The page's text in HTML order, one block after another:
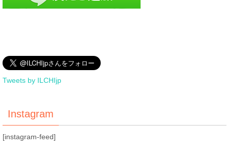
Tweets by ILCHIjp
Instagram
[instagram-feed]